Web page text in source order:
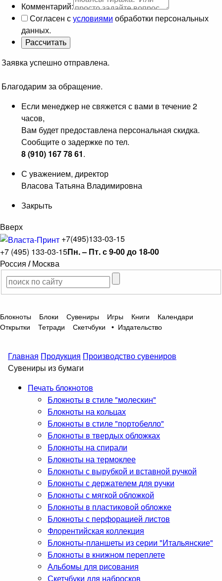
Комментарий:
Согласен сусловиями обработки персональных
данных.
Заявка успешно отправлена.
Благодарим за обращение.
Если менеджер не свяжется с вами в течение 2
часов,
Вам будет предоставлена персональная скидка.
Сообщите о задержке по тел.
8 (910) 167 78 61.
С уважением, директор
Власова Татьяна Владимировна
Закрыть
Вверх
+7(495)133-03-15
+7 (495) 133-03-15Пн. – Пт. с 9-00 до 18-00
Россия / Москва
Блокноты Блоки Сувениры Игры Книги
Календари
Открытки
Тетради Скетчбуки • Издательство
Главная Продукция Производство сувениров
Сувениры из бумаги
Печать блокнотов
Блокноты в стиле "молескин"
Блокноты на кольцах
Блокноты в стиле "портобелло"
Блокноты в твердых обложках
Блокноты на спирали
Блокноты на термоклее
Блокноты с вырубкой и вставной ручкой
Блокноты с держателем для ручки
Блокноты с мягкой обложкой
Блокноты в пластиковой обложке
Блокноты с перфорацией листов
Флорентийская коллекция
Блокноты-планшеты из серии "Итальянские"
Блокноты в книжном переплете
Альбомы для рисования
Скетчбуки для набросков